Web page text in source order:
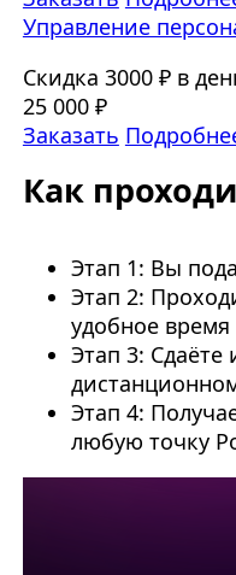
Управление
Скидка 3000 ₽ в
25 000 ₽
Заказать
Как
Этап 1: Вы
Этап 2:
удобное время
Этап 3: Сдаёте
Этап 4:
любую точку